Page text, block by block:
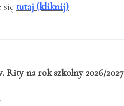
się tutaj (kliknij)
Rity na rok szkolny 2026/2027